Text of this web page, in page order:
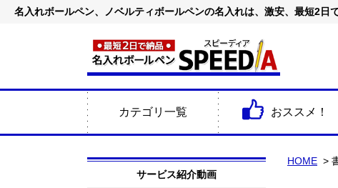
名入れボールペン、ノベルティボールペンの名入れは、激安、最短2日
カテゴリ一覧 おススメ！
サービス紹介動画
HOME